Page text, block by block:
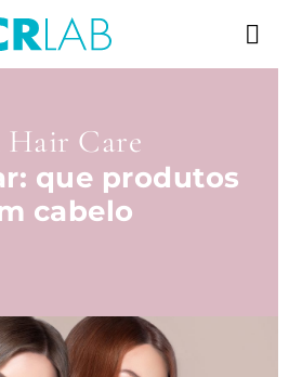
Hair Care
que produtos
cabelo